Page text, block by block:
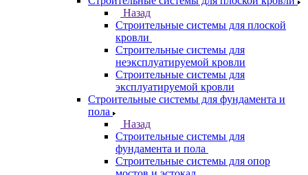
Назад
Строительные системы для плоской
кровли
Строительные системы для
неэксплуатируемой кровли
Строительные системы для
эксплуатируемой кровли
Строительные системы для фундамента и
пола
Назад
Строительные системы для
фундамента и пола
Строительные системы для опор